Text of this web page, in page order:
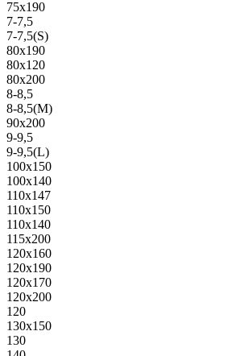
75х190
7-7,5
7-7,5(S)
80х190
80х120
80х200
8-8,5
8-8,5(M)
90х200
9-9,5
9-9,5(L)
100х150
100х140
110х147
110х150
110х140
115х200
120х160
120х190
120х170
120х200
120
130х150
130